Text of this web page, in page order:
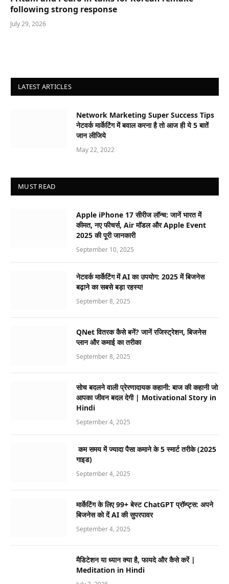
following strong response
July 29, 2026
LATEST ARTICLES
Network Marketing Super Success Tips
नेटवर्क मार्केटिंग में बवाल करना है तो आज ही ये 5 बातें
जान लीजिये
May 22, 2022
MUST READ
Apple iPhone 17 सीरीज लॉन्च: जानें भारत में
कीमत, नए फीचर्स, Air मॉडल और Apple Event
2025 की पूरी जानकारी
September 10, 2025
नेटवर्क मार्केटिंग में AI का उपयोग: 2025 में बिजनेस
बढ़ाने का सबसे बड़ा रहस्य!
September 8, 2025
QNet वितरक कैसे बनें? जानें रजिस्ट्रेशन, बिजनेस
प्लान और कमाई का तरीका
September 8, 2025
सोच बदलने वाली प्रेरणादायक कहानी: बाज की कहानी जो
आपका जीवन बदल देगी | Motivational Story in
Hindi
September 4, 2025
कम समय में ज्यादा पैसा कमाने के 5 स्मार्ट तरीके (2025
गाइड)
September 4, 2025
मार्केटिंग के लिए 99+ बेस्ट ChatGPT प्रॉम्प्ट्स: अपने
बिजनेस को दें AI की सुपरपावर
September 4, 2025
मैडिटेशन या ध्यान क्या है, फायदे और कैसे करें |
Meditation in Hindi